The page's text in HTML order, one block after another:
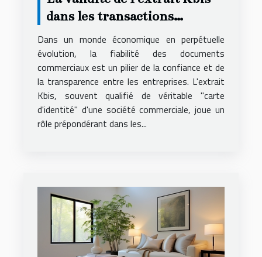
dans les transactions
commerciales et son impact
Dans un monde économique en perpétuelle
évolution, la fiabilité des documents
commerciaux est un pilier de la confiance et de
la transparence entre les entreprises. L'extrait
Kbis, souvent qualifié de véritable "carte
d'identité" d'une société commerciale, joue un
rôle prépondérant dans les...